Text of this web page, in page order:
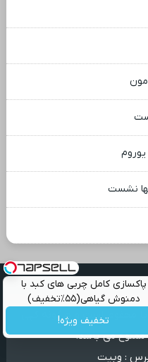
پاکسازی کامل چربی های کبد با
دمنوش گیاهی(۵۵٪تخفیف)
تخفیف ویژه!
نشست
محفوظ است و هرگونه کپی
ممنوع می باشد.
: وبیت